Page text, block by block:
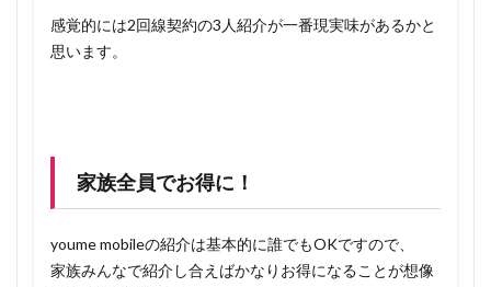
感覚的には2回線契約の3人紹介が一番現実味があるかと
思います。
家族全員でお得に！
youme mobileの紹介は基本的に誰でもOKですので、
家族みんなで紹介し合えばかなりお得になることが想像